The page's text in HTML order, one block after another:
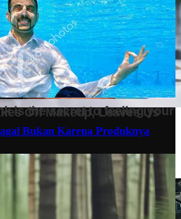
Bukan Karena Produknya